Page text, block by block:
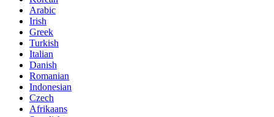
Arabic
Irish
Greek
Turkish
Italian
Danish
Romanian
Indonesian
Czech
Afrikaans